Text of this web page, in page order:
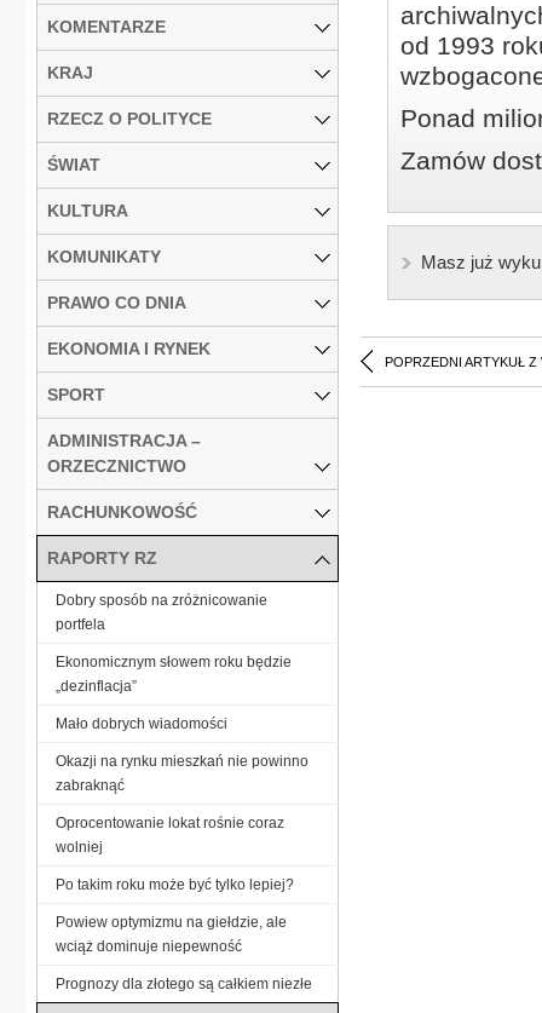
od 1993
Ponad
Zamów
Masz już
POPRZEDNI ARTYKUŁ Z
KOMENTARZE
KRAJ
RZECZ O POLITYCE
ŚWIAT
KULTURA
KOMUNIKATY
PRAWO CO DNIA
EKONOMIA I RYNEK
SPORT
ADMINISTRACJA –
ORZECZNICTWO
RACHUNKOWOŚĆ
RAPORTY RZ
Dobry sposób na zróżnicowanie
portfela
Ekonomicznym słowem roku będzie
„dezinflacja”
Mało dobrych wiadomości
Okazji na rynku mieszkań nie powinno
zabraknąć
Oprocentowanie lokat rośnie coraz
wolniej
Po takim roku może być tylko lepiej?
Powiew optymizmu na giełdzie, ale
wciąż dominuje niepewność
Prognozy dla złotego są całkiem niezłe